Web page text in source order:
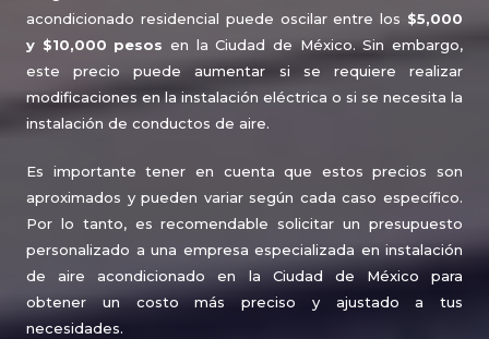
acondicionado residencial puede oscilar entre los $5,000
y $10,000 pesos en la Ciudad de México. Sin embargo,
este precio puede aumentar si se requiere realizar
modificaciones en la instalación eléctrica o si se necesita la
instalación de conductos de aire.
Es importante tener en cuenta que estos precios son
aproximados y pueden variar según cada caso específico.
Por lo tanto, es recomendable solicitar un presupuesto
personalizado a una empresa especializada en instalación
de aire acondicionado en la Ciudad de México para
obtener un costo más preciso y ajustado a tus
necesidades.